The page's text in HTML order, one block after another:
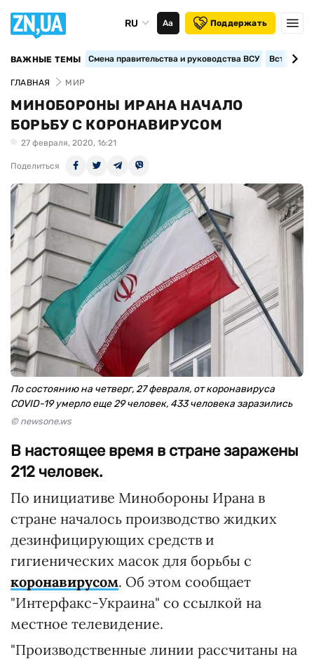
RU Аа Поддержать
ВАЖНЫЕ ТЕМЫ Смена правительства и руководства ВСУ
ГЛАВНАЯ МИР
МИНОБОРОНЫ ИРАНА НАЧАЛО
БОРЬБУ С КОРОНАВИРУСОМ
27 февраля, 2020, 16:21
Поделиться
По состоянию на четверг, 27 февраля, от коронавируса
COVID-19 умерло еще 29 человек, 433 человека заразились
© newsone.ws
В настоящее время в стране заражены
212 человек.
По инициативе Минобороны Ирана в
стране началось производство жидких
дезинфицирующих средств и
гигиенических масок для борьбы с
коронавирусом. Об этом сообщает
"Интерфакс-Украина" со ссылкой на
местное телевидение.
"Производственные линии рассчитаны на